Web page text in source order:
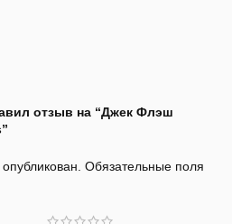
отзыв на “Джек Флэш
Обязательные поля